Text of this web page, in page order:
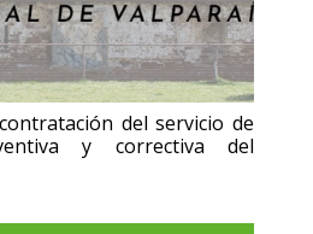
del servicio de
y correctiva del